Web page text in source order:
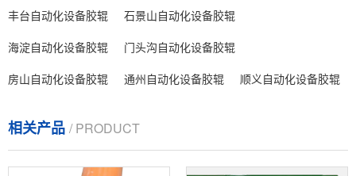
丰台自动化设备胶辊
石景山自动化设备胶辊
海淀自动化设备胶辊
门头沟自动化设备胶辊
房山自动化设备胶辊
通州自动化设备胶辊 顺义自动化设备胶辊
相关产品 / PRODUCT